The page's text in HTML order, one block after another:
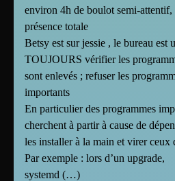
environ 4h de boulot semi-attentif,
présence totale
Betsy est sur jessie , le bureau est
TOUJOURS vérifier les
sont enlevés ; refuser les
importants
En particulier des programmes
cherchent à partir à cause de
les installer à la main et virer ceux
Par exemple : lors d’un upgrade,
systemd (…)